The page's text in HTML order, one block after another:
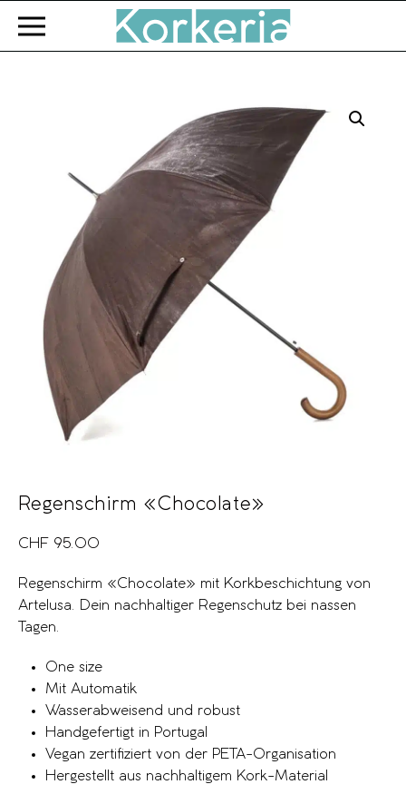
Zum Hauptinhalt springen
Regenschirm «Chocolate»
CHF 95.00
Regenschirm «Chocolate» mit Korkbeschichtung von
Artelusa. Dein nachhaltiger Regenschutz bei nassen
Tagen.
One size
Mit Automatik
Wasserabweisend und robust
Handgefertigt in Portugal
Vegan zertifiziert von der PETA-Organisation
Hergestellt aus nachhaltigem Kork-Material